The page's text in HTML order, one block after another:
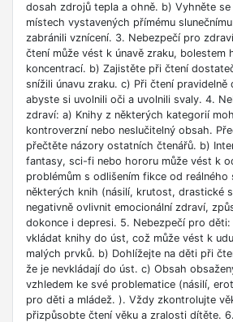
dosah zdrojů tepla a ohně. b) Vyhněte se
místech vystavených přímému
zabránili vznícení. 3. Nebezpečí pro
čtení může vést k únavě zraku, bolestem
koncentrací. b) Zajistěte při čtení
snížili únavu zraku. c) Při čtení pravidelně
abyste si uvolnili oči a uvolnili svaly. 4.
zdraví: a) Knihy z některých kategorií
kontroverzní nebo neslučitelný obsah.
přečtěte názory ostatních čtenářů. b)
fantasy, sci-fi nebo hororu může vést k
problémům s odlišením fikce od reálného
některých knih (násilí, krutost, drastické
negativně ovlivnit emocionální zdraví,
dokonce i depresi. 5. Nebezpečí pro
vkládat knihy do úst, což může vést k
malých prvků. b) Dohlížejte na děti při
že je nevkládají do úst. c) Obsah
vzhledem ke své problematice (násilí,
pro děti a mládež. ). Vždy zkontrolujte
přizpůsobte čtení věku a zralosti dítěte.